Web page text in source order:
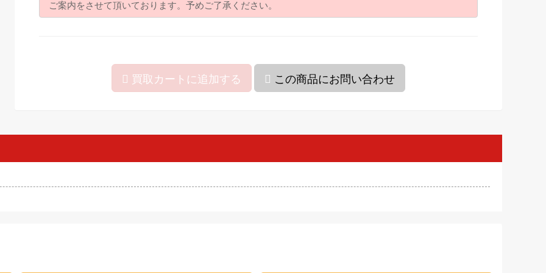
ご案内をさせて頂いております。予めご了承ください。
買取カートに追加する この商品にお問い合わせ